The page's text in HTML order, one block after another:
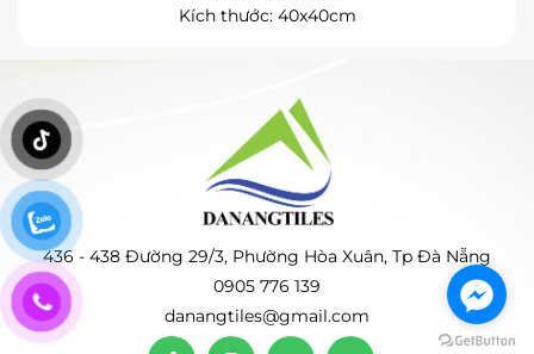
Kích thước: 40x40cm
436 - 438 Đường 29/3, Phường Hòa Xuân, Tp Đà Nẵng
0905 776 139
danangtiles@gmail.com